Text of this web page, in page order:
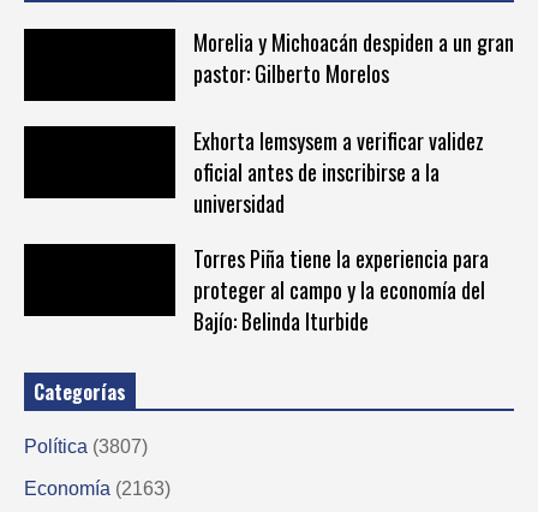
Morelia y Michoacán despiden a un gran
pastor: Gilberto Morelos
Exhorta Iemsysem a verificar validez
oficial antes de inscribirse a la
universidad
Torres Piña tiene la experiencia para
proteger al campo y la economía del
Bajío: Belinda Iturbide
Categorías
Política (3807)
Economía (2163)